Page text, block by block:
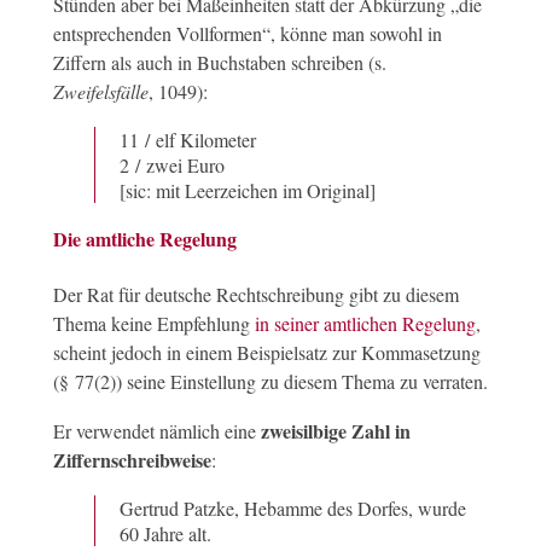
entsprechenden Vollformen“, könne man sowohl in
Ziffern als auch in Buchstaben schreiben (s.
Zweifelsfälle, 1049):
11 / elf Kilometer
2 / zwei Euro
[sic: mit Leerzeichen im Original]
Die amtliche Regelung
Der Rat für deutsche Rechtschreibung gibt zu diesem
Thema keine Empfehlungin seiner amtlichen Regelung,
scheint jedoch in einem Beispielsatz zur Kommasetzung
(§ 77(2)) seine Einstellung zu diesem Thema zu verraten.
Er verwendet nämlich einezweisilbige Zahl in
Ziffernschreibweise:
Gertrud Patzke, Hebamme des Dorfes, wurde
60 Jahre alt.